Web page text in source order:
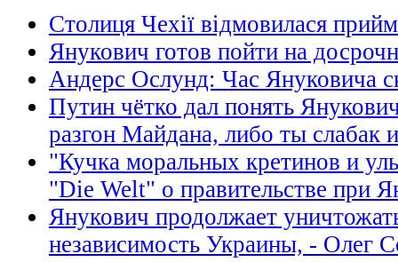
Столиця Чехії відмовилася
Янукович готов пойти на
Андерс Ослунд: Час Януковича
Путин чётко дал понять
разгон Майдана, либо ты слабак
"Кучка моральных кретинов и
"Die Welt" о правительстве при
Янукович продолжает
независимость Украины, - Олег